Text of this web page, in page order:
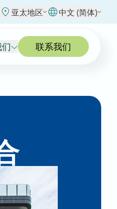
亚太地区 中文 (简体)
联系我们